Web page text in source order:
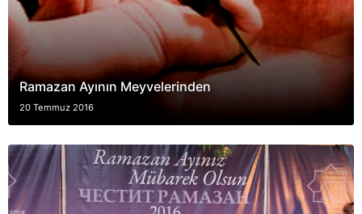
Ramazan Ayının Meyvelerinden
20 Temmuz 2016